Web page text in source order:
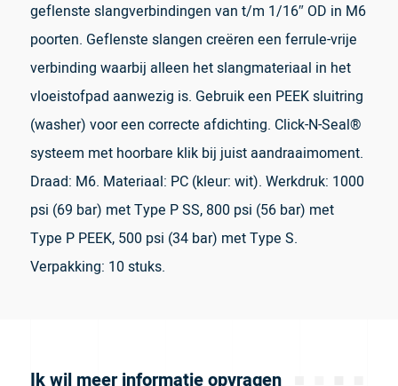
geflenste slangverbindingen van t/m 1/16″ OD in M6
poorten. Geflenste slangen creëren een ferrule-vrije
verbinding waarbij alleen het slangmateriaal in het
vloeistofpad aanwezig is. Gebruik een PEEK sluitring
(washer) voor een correcte afdichting. Click-N-Seal®
systeem met hoorbare klik bij juist aandraaimoment.
Draad: M6. Materiaal: PC (kleur: wit). Werkdruk: 1000
psi (69 bar) met Type P SS, 800 psi (56 bar) met
Type P PEEK, 500 psi (34 bar) met Type S.
Verpakking: 10 stuks.
Ik wil meer informatie opvragen